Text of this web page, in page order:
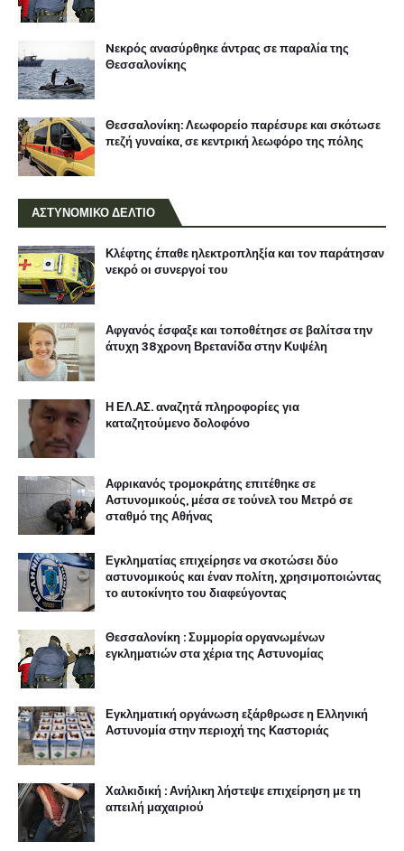
Nεκρός ανασύρθηκε άντρας σε παραλία της
Θεσσαλονίκης
Θεσσαλονίκη: Λεωφορείο παρέσυρε και σκότωσε
πεζή γυναίκα, σε κεντρική λεωφόρο της πόλης
ΑΣΤΥΝΟΜΙΚΟ ΔΕΛΤΙΟ
Κλέφτης έπαθε ηλεκτροπληξία και τον παράτησαν
νεκρό οι συνεργοί του
Αφγανός έσφαξε και τοποθέτησε σε βαλίτσα την
άτυχη 38χρονη Βρετανίδα στην Κυψέλη
Η ΕΛ.ΑΣ. αναζητά πληροφορίες για
καταζητούμενο δολοφόνο
Αφρικανός τρομοκράτης επιτέθηκε σε
Αστυνομικούς, μέσα σε τούνελ του Μετρό σε
σταθμό της Αθήνας
Εγκληματίας επιχείρησε να σκοτώσει δύο
αστυνομικούς και έναν πολίτη, χρησιμοποιώντας
το αυτοκίνητο του διαφεύγοντας
Θεσσαλονίκη : Συμμορία οργανωμένων
εγκληματιών στα χέρια της Αστυνομίας
Εγκληματική οργάνωση εξάρθρωσε η Ελληνική
Αστυνομία στην περιοχή της Καστοριάς
Χαλκιδική : Ανήλικη λήστεψε επιχείρηση με τη
απειλή μαχαιριού